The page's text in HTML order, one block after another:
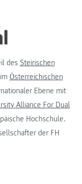
des Steirischen
Österreichischen
Ebene mit
Alliance For Dual
Hochschule.
der FH